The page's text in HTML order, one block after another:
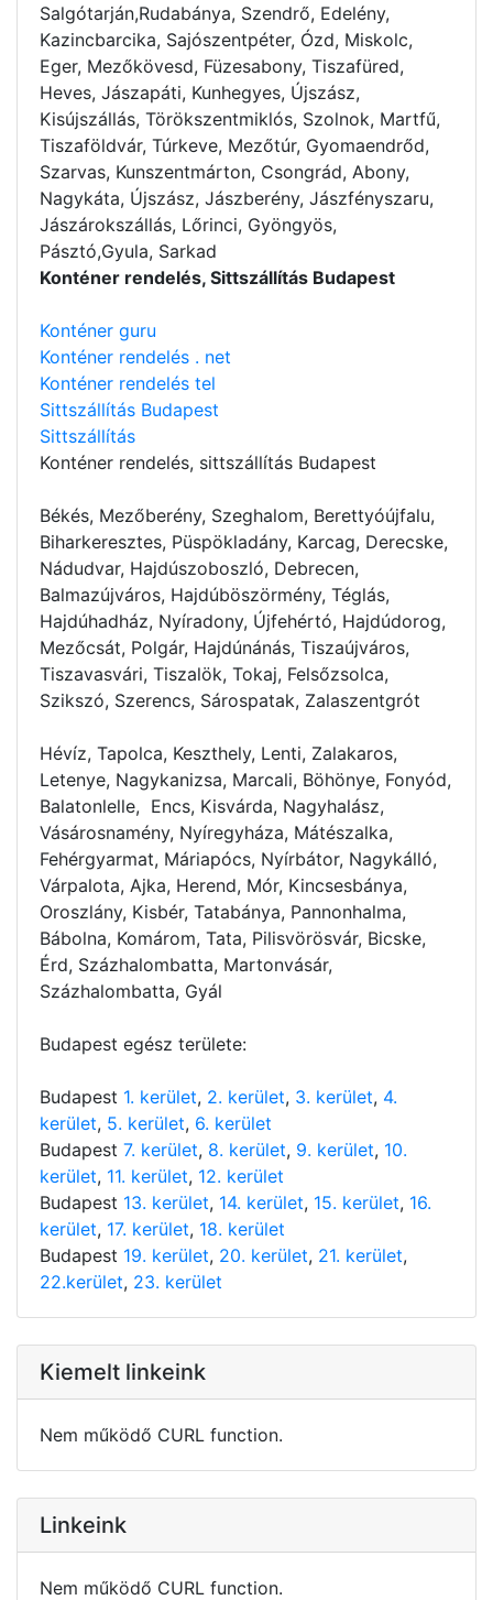
Salgótarján,Rudabánya, Szendrő, Edelény,
Kazincbarcika, Sajószentpéter, Ózd, Miskolc,
Eger, Mezőkövesd, Füzesabony, Tiszafüred,
Heves, Jászapáti, Kunhegyes, Újszász,
Kisújszállás, Törökszentmiklós, Szolnok, Martfű,
Tiszaföldvár, Túrkeve, Mezőtúr, Gyomaendrőd,
Szarvas, Kunszentmárton, Csongrád, Abony,
Nagykáta, Újszász, Jászberény, Jászfényszaru,
Jászárokszállás, Lőrinci, Gyöngyös,
Pásztó,Gyula, Sarkad
Konténer rendelés, Sittszállítás Budapest
Konténer guru
Konténer rendelés . net
Konténer rendelés tel
Sittszállítás Budapest
Sittszállítás
Konténer rendelés, sittszállítás Budapest
Békés, Mezőberény, Szeghalom, Berettyóújfalu,
Biharkeresztes, Püspökladány, Karcag, Derecske,
Nádudvar, Hajdúszoboszló, Debrecen,
Balmazújváros, Hajdúböszörmény, Téglás,
Hajdúhadház, Nyíradony, Újfehértó, Hajdúdorog,
Mezőcsát, Polgár, Hajdúnánás, Tiszaújváros,
Tiszavasvári, Tiszalök, Tokaj, Felsőzsolca,
Szikszó, Szerencs, Sárospatak, Zalaszentgrót
Hévíz, Tapolca, Keszthely, Lenti, Zalakaros,
Letenye, Nagykanizsa, Marcali, Böhönye, Fonyód,
Balatonlelle, Encs, Kisvárda, Nagyhalász,
Vásárosnamény, Nyíregyháza, Mátészalka,
Fehérgyarmat, Máriapócs, Nyírbátor, Nagykálló,
Várpalota, Ajka, Herend, Mór, Kincsesbánya,
Oroszlány, Kisbér, Tatabánya, Pannonhalma,
Bábolna, Komárom, Tata, Pilisvörösvár, Bicske,
Érd, Százhalombatta, Martonvásár,
Százhalombatta, Gyál
Budapest egész területe:
Budapest 1. kerület, 2. kerület, 3. kerület, 4.
kerület, 5. kerület, 6. kerület
Budapest 7. kerület, 8. kerület, 9. kerület, 10.
kerület, 11. kerület, 12. kerület
Budapest 13. kerület, 14. kerület, 15. kerület, 16.
kerület, 17. kerület, 18. kerület
Budapest 19. kerület, 20. kerület, 21. kerület,
22.kerület, 23. kerület
Kiemelt linkeink
Nem működő CURL function.
Linkeink
Nem működő CURL function.